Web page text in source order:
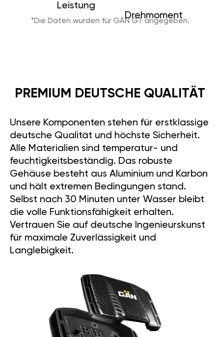
Leistung
Drehmoment
*Die Daten wurden für GÄN GT angegeben.
PREMIUM DEUTSCHE QUALITÄT
Unsere Komponenten stehen für erstklassige
deutsche Qualität und höchste Sicherheit.
Alle Materialien sind temperatur- und
feuchtigkeitsbeständig. Das robuste
Gehäuse besteht aus Aluminium und Karbon
und hält extremen Bedingungen stand.
Selbst nach 30 Minuten unter Wasser bleibt
die volle Funktionsfähigkeit erhalten.
Vertrauen Sie auf deutsche Ingenieurskunst
für maximale Zuverlässigkeit und
Langlebigkeit.